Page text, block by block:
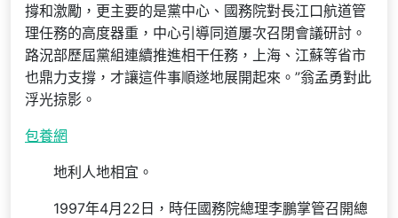
撐和激勵，更主要的是黨中心、國務院對長江口航道管
理任務的高度器重，中心引導同道屢次召閉會議研討。
路況部歷屆黨組連續推進相干任務，上海、江蘇等省市
也鼎力支撐，才讓這件事順遂地展開起來。”翁孟勇對此
浮光掠影。
包養網
地利人地相宜。
1997年4月22日，時任國務院總理李鵬掌管召開總